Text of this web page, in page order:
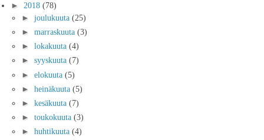
► 2018 (78)
► joulukuuta (25)
► marraskuuta (3)
► lokakuuta (4)
► syyskuuta (7)
► elokuuta (5)
► heinäkuuta (5)
► kesäkuuta (7)
► toukokuuta (3)
► huhtikuuta (4)